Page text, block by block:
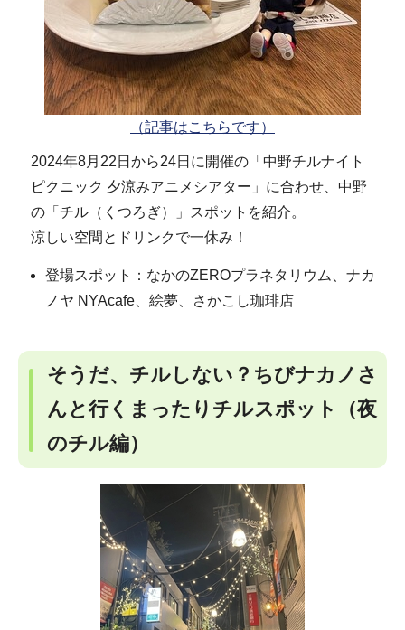
（記事はこちらです）
2024年8月22日から24日に開催の「中野チルナイト
ピクニック 夕涼みアニメシアター」に合わせ、中野
の「チル（くつろぎ）」スポットを紹介。
涼しい空間とドリンクで一休み！
登場スポット：なかのZEROプラネタリウム、ナカ
ノヤ NYAcafe、絵夢、さかこし珈琲店
そうだ、チルしない？ちびナカノさ
んと行くまったりチルスポット（夜
のチル編）